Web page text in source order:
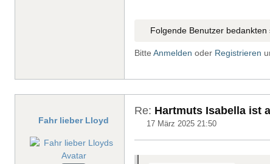
Folgende Benutzer bedankten
Bitte Anmelden oder Registrieren
Fahr lieber Lloyd
Re: Hartmuts Isabella ist
17 März 2025 21:50